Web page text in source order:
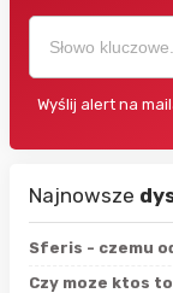
Wyślij alert na
Najnowsze
Sferis - czemu
Czy moze ktos